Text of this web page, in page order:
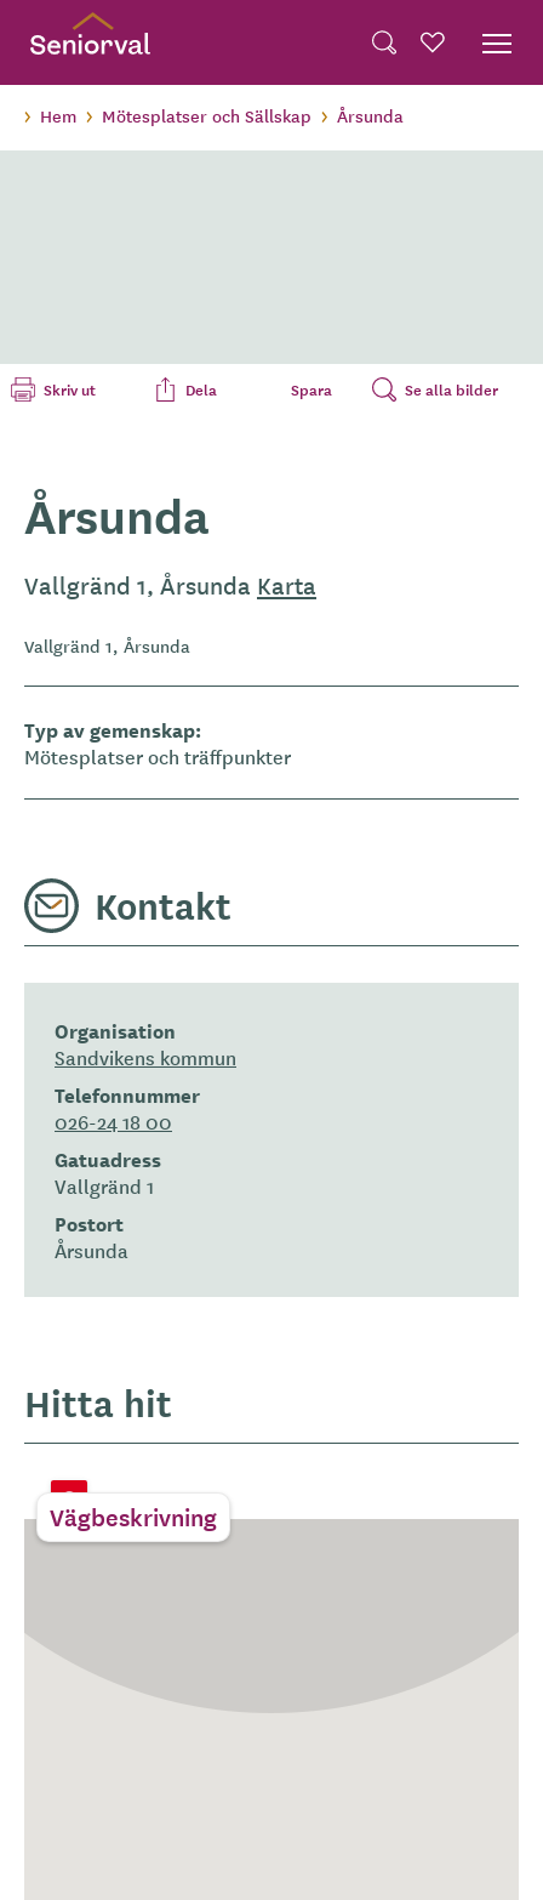
Hem Mötesplatser och Sällskap Årsunda
Skriv ut Dela Spara Se alla bilder
Årsunda
Vallgränd 1, Årsunda Karta
Vallgränd 1, Årsunda
Typ av gemenskap
Mötesplatser och träffpunkter
Kontakt
Organisation
Sandvikens kommun
Telefonnummer
026-24 18 00
Gatuadress
Vallgränd 1
Postort
Årsunda
Hitta hit
Vägbeskrivning
Translate